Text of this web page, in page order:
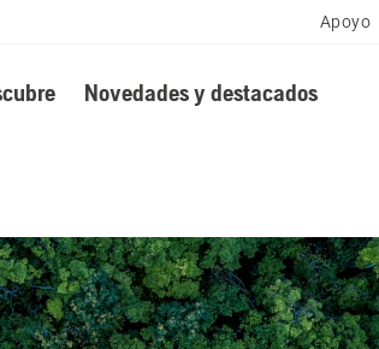
Apoyo
Novedades y destacados